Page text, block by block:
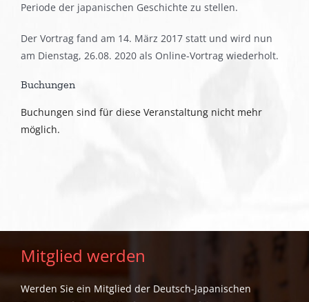
Periode der japanischen Geschichte zu stellen.
Der Vortrag fand am 14. März 2017 statt und wird nun
am Dienstag, 26.08. 2020 als Online-Vortrag wiederholt.
Buchungen
Buchungen sind für diese Veranstaltung nicht mehr
möglich.
Mitglied werden
Werden Sie ein Mitglied der Deutsch-Japanischen